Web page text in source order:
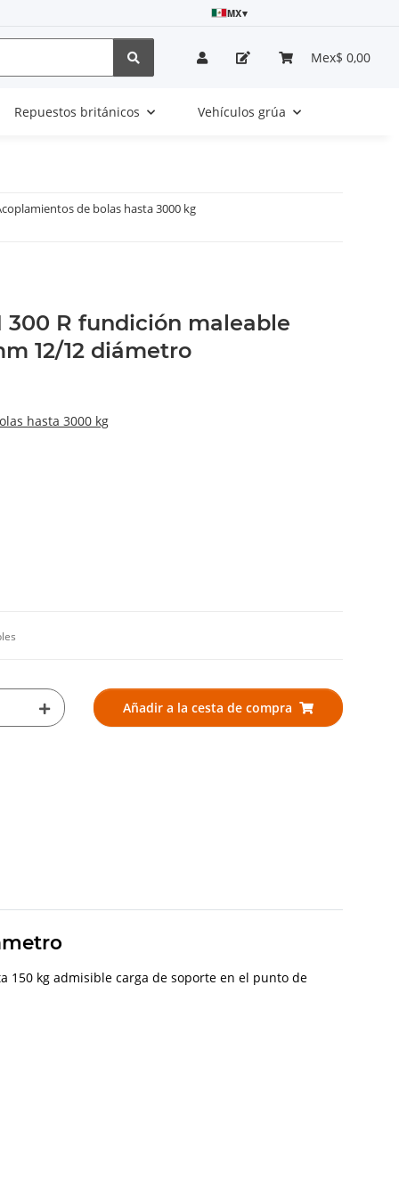
MX▾
Mex$ 0,00
Repuestos británicos Vehículos grúa
de bolas hasta 3000 kg
300 R fundición maleable
12/12 diámetro
hasta 3000 kg
Añadir a la cesta de compra
150 kg admisible carga de soporte en el punto de